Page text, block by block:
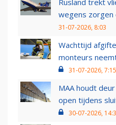
Rusland trekt
wegens zorgen
31-07-2026, 8:03
Wachttijd
monteurs
31-07-2026, 7:15
MAA houdt
open tijdens
30-07-2026,